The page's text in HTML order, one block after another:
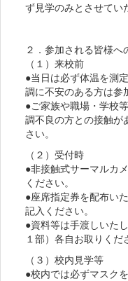
ず見学のみとさせてい
２．参加される皆様へ
（１）来校前
●当日は必ず体温を測
調に不安のある方は参
●ご家族や職場・学校
調不良の方との接触が
さい。
（２）受付時
●非接触式サーマルカ
ください。
●座席指定券を配布い
記入ください。
●資料等は手渡しいた
１部）各自お取りくだ
（３）校内見学等
●校内では必ずマスク